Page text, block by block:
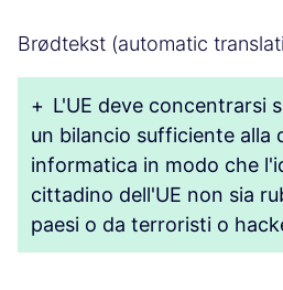
Brødtekst (automatic
+ L'UE deve concentrarsi
un bilancio sufficiente alla
informatica in modo che
cittadino dell'UE non sia
paesi o da terroristi o